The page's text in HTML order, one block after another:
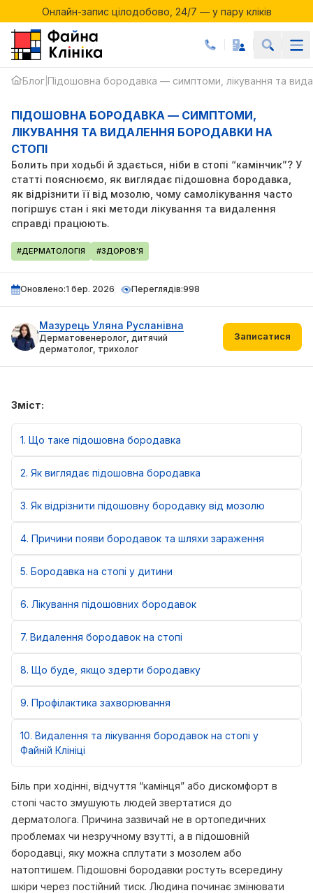
Онлайн-запис цілодобово, 24/7 — у пару кліків
Онлайн-запис цілодобово, 24/7 — у пару кліків
Блог Підошовна бородавка — симптоми, лікування та
ПІДОШОВНА БОРОДАВКА — СИМПТОМИ,
ЛІКУВАННЯ ТА ВИДАЛЕННЯ БОРОДАВКИ НА
СТОПІ
Болить при ходьбі й здається, ніби в стопі “камінчик”? У
статті пояснюємо, як виглядає підошовна бородавка,
як відрізнити її від мозолю, чому самолікування часто
погіршує стан і які методи лікування та видалення
справді працюють.
#ДЕРМАТОЛОГІЯ #ЗДОРОВ'Я
Оновлено:1 бер. 2026 Переглядів:998
Мазурець Уляна Русланівна
Дерматовенеролог, дитячий
дерматолог, трихолог
Записатися
Зміст:
1 Що таке підошовна бородавка
2 Як виглядає підошовна бородавка
3 Як відрізнити підошовну бородавку від мозолю
4 Причини появи бородавок та шляхи зараження
5 Бородавка на стопі у дитини
6 Лікування підошовних бородавок
7 Видалення бородавок на стопі
8 Що буде, якщо здерти бородавку
9 Профілактика захворювання
10 Видалення та лікування бородавок на стопі у
Файній Клініці
Біль при ходінні, відчуття “камінця” або дискомфорт в
стопі часто змушують людей звертатися до
дерматолога. Причина зазвичай не в ортопедичних
проблемах чи незручному взутті, а в підошовній
бородавці, яку можна сплутати з мозолем або
натоптишем. Підошовні бородавки ростуть всередину
шкіри через постійний тиск. Людина починає змінювати